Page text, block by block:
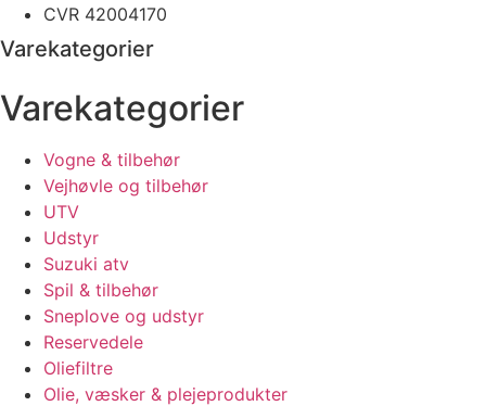
CVR 42004170
Varekategorier
Varekategorier
Vogne & tilbehør
Vejhøvle og tilbehør
UTV
Udstyr
Suzuki atv
Spil & tilbehør
Sneplove og udstyr
Reservedele
Oliefiltre
Olie, væsker & plejeprodukter